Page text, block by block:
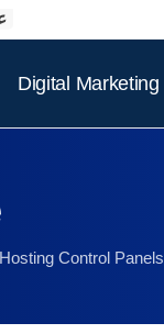
Digital Marketing
Hosting Control Panels